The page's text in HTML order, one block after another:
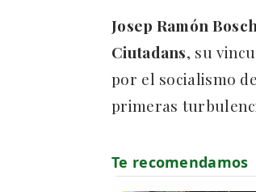
Josep Ramón Bosch
Ciutadans, su
por el socialismo
primeras